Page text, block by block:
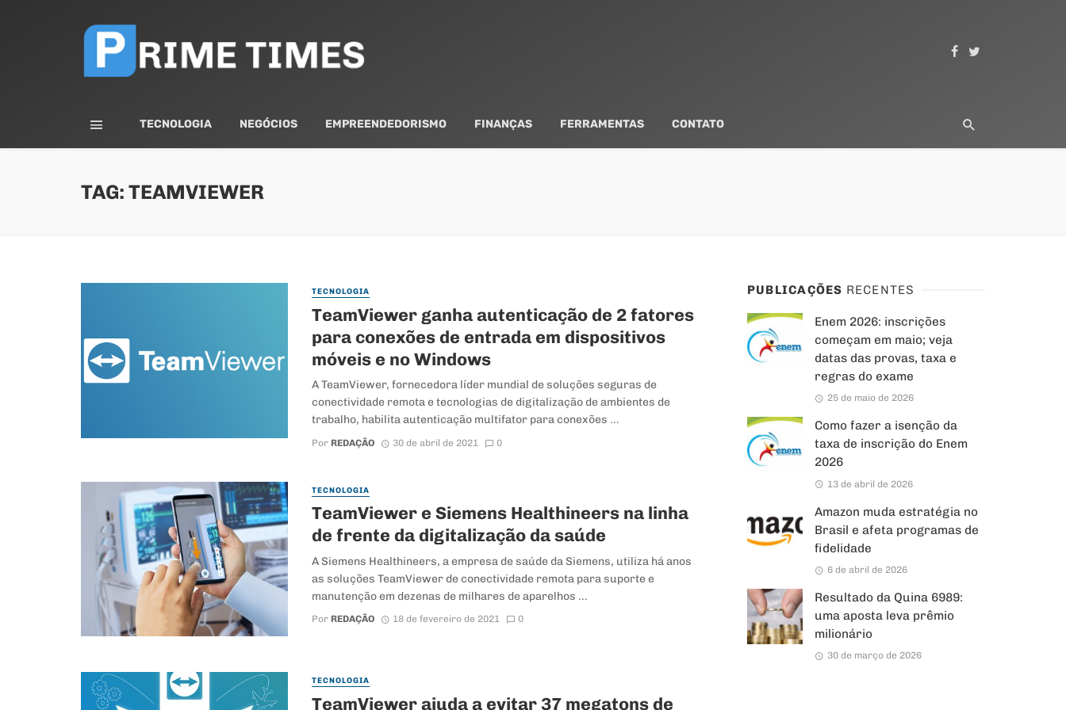
TECNOLOGIA NEGÓCIOS EMPREENDEDORISMO FINANÇAS FERRAMENTAS CONTATO
TAG: TEAMVIEWER
TECNOLOGIA
TeamViewer ganha autenticação de 2 fatores
para conexões de entrada em dispositivos
móveis e no Windows
A TeamViewer, fornecedora líder mundial de soluções seguras de
conectividade remota e tecnologias de digitalização de ambientes de
trabalho, habilita autenticação multifator para conexões ...
Por REDAÇÃO 30 de abril de 2021 0
TECNOLOGIA
TeamViewer e Siemens Healthineers na linha
de frente da digitalização da saúde
A Siemens Healthineers, a empresa de saúde da Siemens, utiliza há anos
as soluções TeamViewer de conectividade remota para suporte e
manutenção em dezenas de milhares de aparelhos ...
Por REDAÇÃO 18 de fevereiro de 2021 0
TECNOLOGIA
TeamViewer ajuda a evitar 37 megatons de
PUBLICAÇÕES RECENTES
Enem 2026: inscrições
começam em maio; veja
datas das provas, taxa e
regras do exame
25 de maio de 2026
Como fazer a isenção da
taxa de inscrição do Enem
2026
13 de abril de 2026
Amazon muda estratégia no
Brasil e afeta programas de
fidelidade
6 de abril de 2026
Resultado da Quina 6989:
uma aposta leva prêmio
milionário
30 de março de 2026